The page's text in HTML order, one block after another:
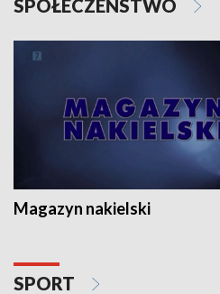
SPOŁECZEŃSTWO
Magazyn nakielski
SPORT